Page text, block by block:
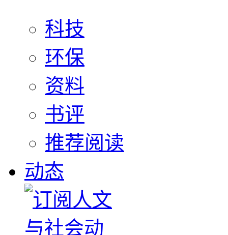
科技
环保
资料
书评
推荐阅读
动态